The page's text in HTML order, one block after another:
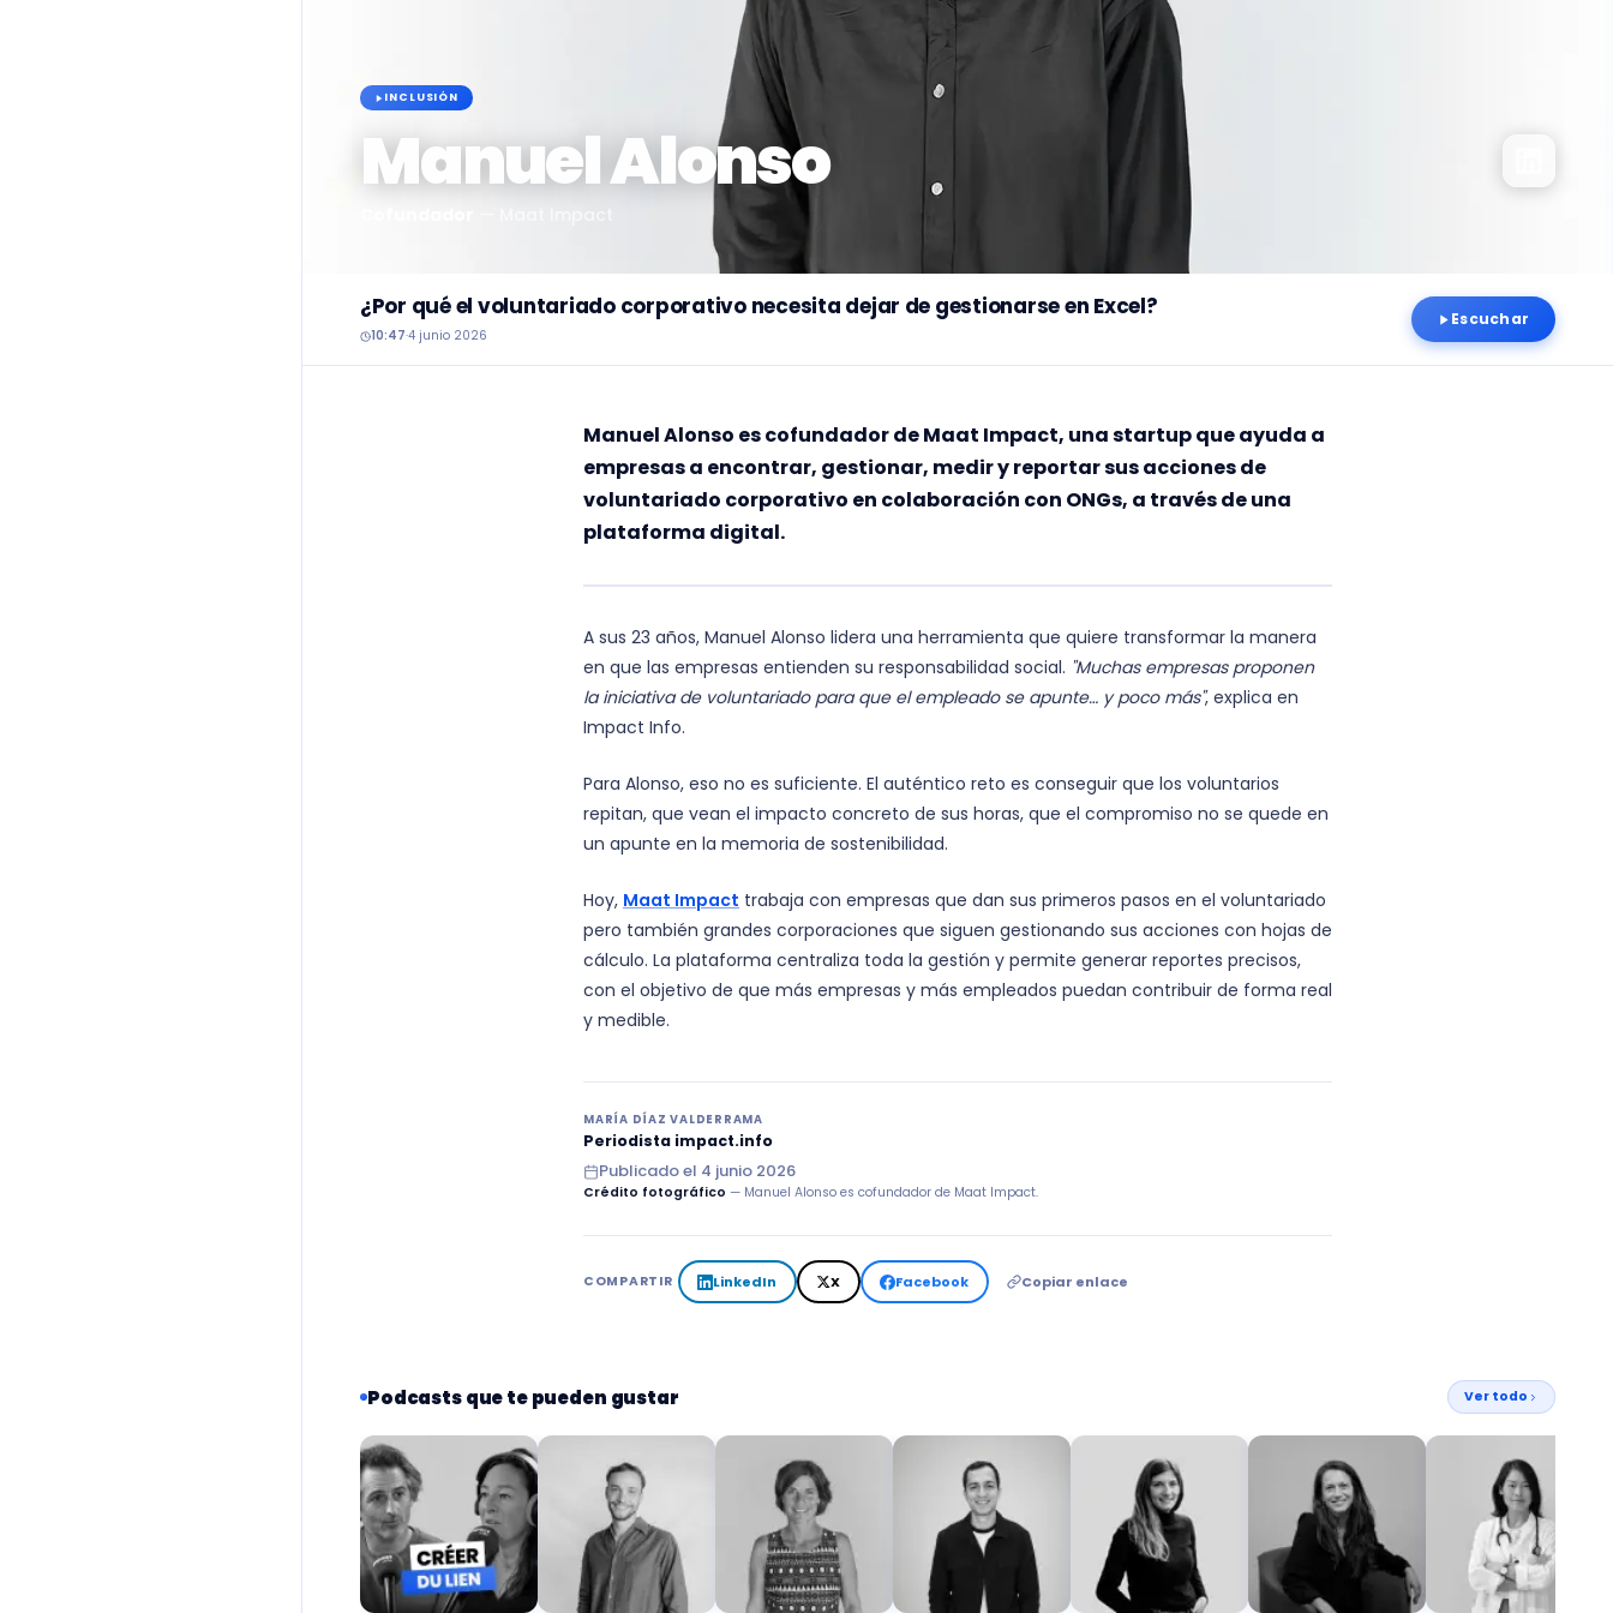
INCLUSIÓN
Manuel Alonso
¿Por qué el voluntariado corporativo necesita dejar de gestionarse en Excel?
10:47·4 junio 2026
Escuchar
Manuel Alonso es cofundador de Maat Impact, una startup que ayuda a
empresas a encontrar, gestionar, medir y reportar sus acciones de
voluntariado corporativo en colaboración con ONGs, a través de una
plataforma digital.
A sus 23 años, Manuel Alonso lidera una herramienta que quiere transformar la manera
en que las empresas entienden su responsabilidad social. "Muchas empresas proponen
la iniciativa de voluntariado para que el empleado se apunte… y poco más", explica en
Impact Info.
Para Alonso, eso no es suficiente. El auténtico reto es conseguir que los voluntarios
repitan, que vean el impacto concreto de sus horas, que el compromiso no se quede en
un apunte en la memoria de sostenibilidad.
Hoy, Maat Impact trabaja con empresas que dan sus primeros pasos en el voluntariado
pero también grandes corporaciones que siguen gestionando sus acciones con hojas de
cálculo. La plataforma centraliza toda la gestión y permite generar reportes precisos,
con el objetivo de que más empresas y más empleados puedan contribuir de forma real
y medible.
MARÍA DÍAZ VALDERRAMA
Periodista impact.info
Publicado el 4 junio 2026
Crédito fotográfico — Manuel Alonso es cofundador de Maat Impact.
COMPARTIR LinkedIn X Facebook Copiar enlace
Podcasts que te pueden gustar Ver todo